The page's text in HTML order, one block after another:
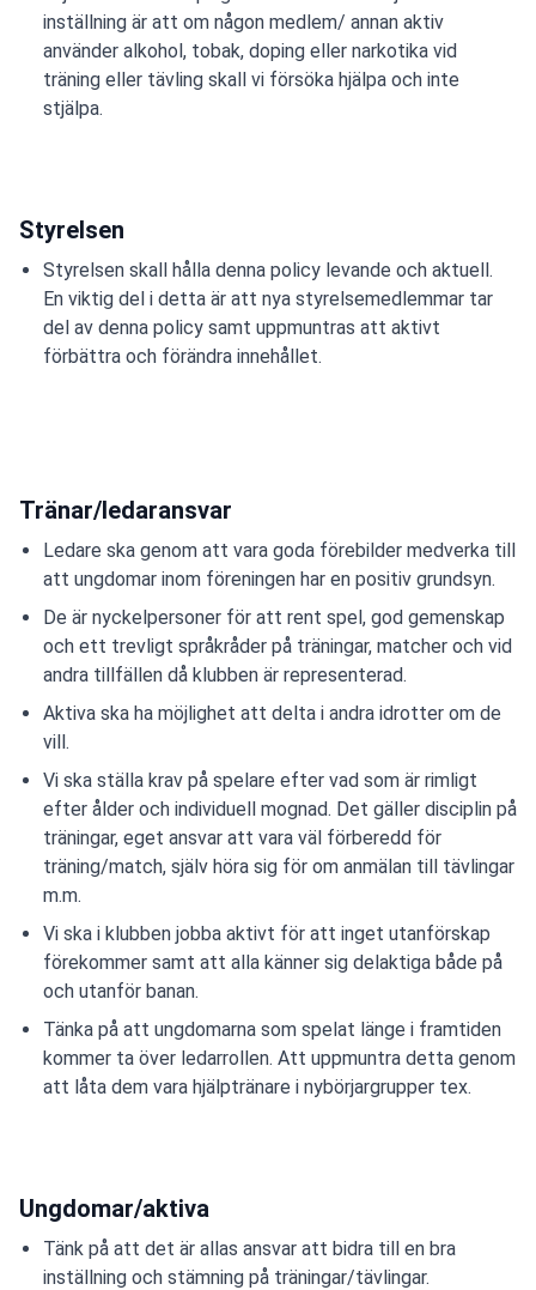
inställning är att om någon medlem/ annan aktiv
använder alkohol, tobak, doping eller narkotika vid
träning eller tävling skall vi försöka hjälpa och inte
stjälpa.
Styrelsen
Styrelsen skall hålla denna policy levande och aktuell.
En viktig del i detta är att nya styrelsemedlemmar tar
del av denna policy samt uppmuntras att aktivt
förbättra och förändra innehållet.
Tränar/ledaransvar
Ledare ska genom att vara goda förebilder medverka till
att ungdomar inom föreningen har en positiv grundsyn.
De är nyckelpersoner för att rent spel, god gemenskap
och ett trevligt språkråder på träningar, matcher och vid
andra tillfällen då klubben är representerad.
Aktiva ska ha möjlighet att delta i andra idrotter om de
vill.
Vi ska ställa krav på spelare efter vad som är rimligt
efter ålder och individuell mognad. Det gäller disciplin på
träningar, eget ansvar att vara väl förberedd för
träning/match, själv höra sig för om anmälan till tävlingar
m.m.
Vi ska i klubben jobba aktivt för att inget utanförskap
förekommer samt att alla känner sig delaktiga både på
och utanför banan.
Tänka på att ungdomarna som spelat länge i framtiden
kommer ta över ledarrollen. Att uppmuntra detta genom
att låta dem vara hjälptränare i nybörjargrupper tex.
Ungdomar/aktiva
Tänk på att det är allas ansvar att bidra till en bra
inställning och stämning på träningar/tävlingar.